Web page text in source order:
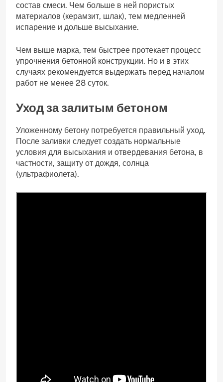
состав смеси. Чем больше в ней пористых
материалов (керамзит, шлак), тем медленней
испарение и дольше высыхание.
Чем выше марка, тем быстрее протекает процесс
упрочнения бетонной конструкции. Но и в этих
случаях рекомендуется выдержать перед началом
работ не менее 28 суток.
Уход за залитым бетоном
Уложенному бетону потребуется правильный уход.
После заливки следует создать нормальные
условия для высыхания и отвердевания бетона, в
частности, защиту от дождя, солнца
(ультрафиолета).